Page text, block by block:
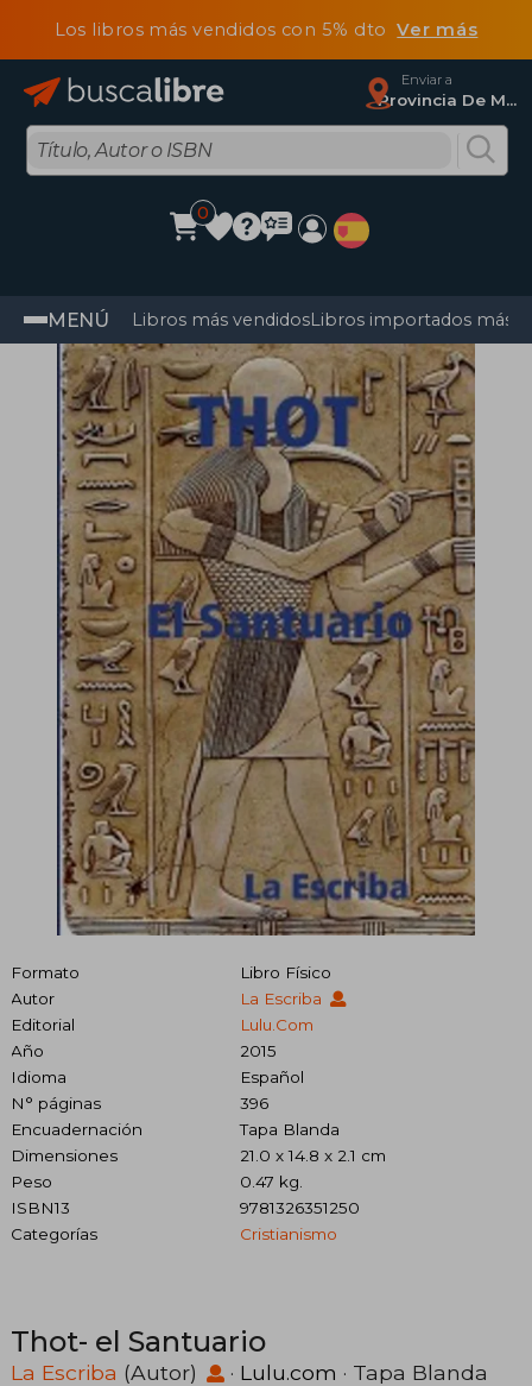
Los libros más vendidos con 5% dtoVer más
Enviar a
Provincia De Madrid
0
MENÚ Libros más vendidosLibros importados más
Formato
Libro Físico
Autor
La Escriba
Editorial
Lulu.com
Año
2015
Idioma
Español
N° páginas
396
Encuadernación
Tapa Blanda
Dimensiones
21.0 x 14.8 x 2.1 cm
Peso
0.47 kg.
ISBN13
9781326351250
Categorías
Cristianismo
Thot- el Santuario
La Escriba (Autor) · Lulu.com · Tapa Blanda